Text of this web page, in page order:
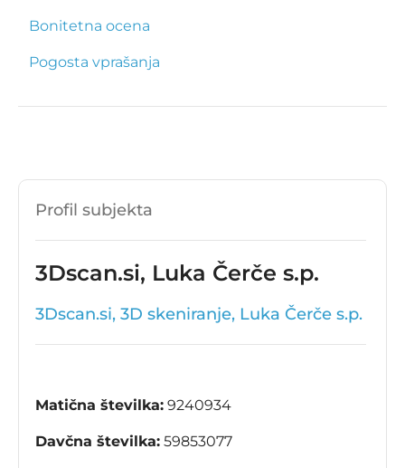
Bonitetna ocena
Pogosta vprašanja
Profil subjekta
3Dscan.si, Luka Čerče s.p.
3Dscan.si, 3D skeniranje, Luka Čerče s.p.
Matična številka: 9240934
Davčna številka: 59853077